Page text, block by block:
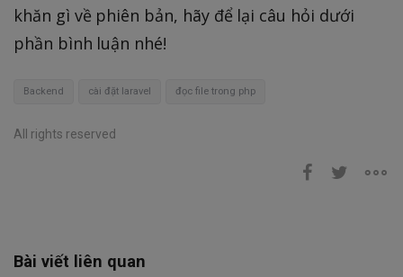
khăn gì về phiên bản, hãy để lại câu hỏi dưới
phần bình luận nhé!
Backend cài đặt laravel đọc file trong php
All rights reserved
Bài viết liên quan